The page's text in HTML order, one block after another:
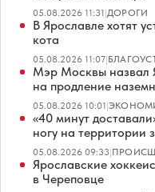
05.08.2026 11:31|ДОРОГИ
В Ярославле хотят
кота
05.08.2026 11:07|
Мэр Москвы назвал
на продление
05.08.2026 10:01|
«40 минут
ногу на территории
05.08.2026 09:33|
Ярославские
в Череповце